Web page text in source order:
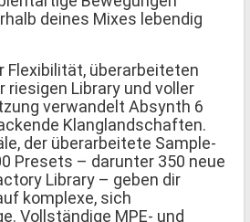
deines Mixes lebendig
Flexibilität, überarbeiteten
riesigen Library und voller
verwandelt Absynth 6
Klanglandschaften.
der überarbeitete Sample-
Presets – darunter 350 neue
Library – geben dir
komplexe, sich
Vollständige MPE- und